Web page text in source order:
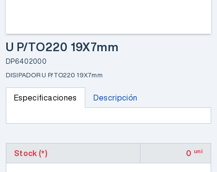
U P/TO220 19X7mm
DP6402000
DISIPADOR U P/TO220 19X7mm
Especificaciones Descripción
Stock (*) 0 uni